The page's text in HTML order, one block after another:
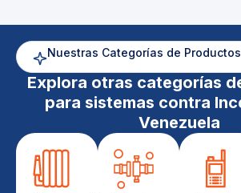
Nuestras Categorías de Productos
Explora otras categorías
para sistemas contra
Venezuela